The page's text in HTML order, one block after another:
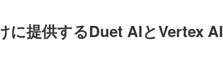
に提供するDuet AIとVertex AI